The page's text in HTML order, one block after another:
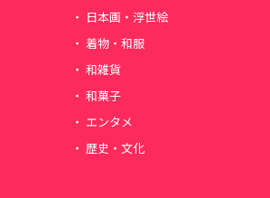
日本画・浮世絵
着物・和服
和雑貨
和菓子
エンタメ
歴史・文化